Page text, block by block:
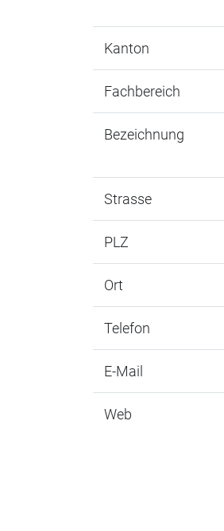
Kanton
Fachbereich
Bezeichnung
Strasse
PLZ
Ort
Telefon
E-Mail
Web